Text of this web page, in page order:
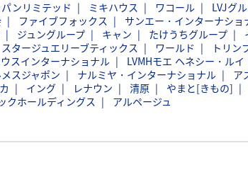
ンリミテッド ミキハウス ワコール LVJグ
ファイブフォックス サンエー・インターナショ
ジュングループ キャン たけうちグループ
スタージュエリーブティックス ワールド
トリン
スインターナショナル
LVMHモエ ヘネシー・ル
スジャポン ナルミヤ・インターナショナル ア
イング レナウン 清原 やまと[きもの]
クホールディングス アルページュ